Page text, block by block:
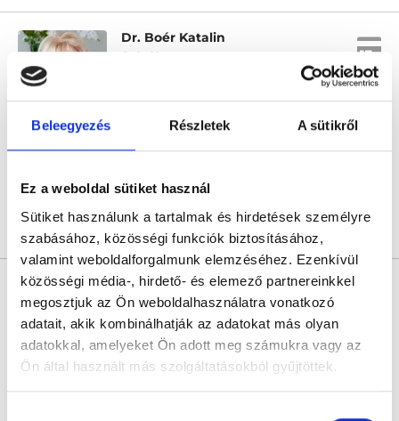
Beleegyezés Részletek A sütikről
Ez a weboldal sütiket használ
Sütiket használunk a tartalmak és hirdetések személyre
szabásához, közösségi funkciók biztosításához,
valamint weboldalforgalmunk elemzéséhez. Ezenkívül
közösségi média-, hirdető- és elemező partnereinkkel
megosztjuk az Ön weboldalhasználatra vonatkozó
adatait, akik kombinálhatják az adatokat más olyan
adatokkal, amelyeket Ön adott meg számukra vagy az
Ön által használt más szolgáltatásokból gyűjtöttek.
Dr. Boér Katalin
Onkológus
Budapest, III. kerület, Lajos u. 74-76., I. és III. emelet.
Árlista Összes időpont
Prof. Dr. Láng István Ph.D
Onkológus
5.0
1 értékelés
Budapest, XII. kerület, Zalatnai utca 2.